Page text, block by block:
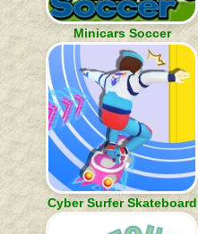
Minicars Soccer
Cyber Surfer Skateboard